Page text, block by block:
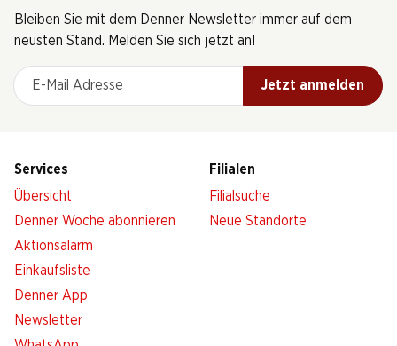
Bleiben Sie mit dem Denner Newsletter immer auf dem
neusten Stand. Melden Sie sich jetzt an!
E-Mail Adresse
Jetzt anmelden
Services
Übersicht
Denner Woche abonnieren
Aktionsalarm
Einkaufsliste
Denner App
Newsletter
Filialen
Filialsuche
Neue Standorte